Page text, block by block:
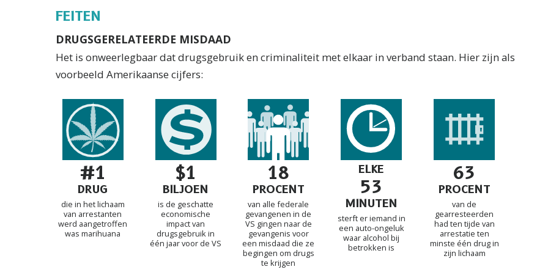
FEITEN
DRUGSGERELATEERDE MISDAAD
Het is onweerlegbaar dat drugsgebruik en criminaliteit met elkaar in verband staan. Hier zijn als
voorbeeld Amerikaanse cijfers:
#1
DRUG
die in het lichaam
van arrestanten
werd aangetroffen
was marihuana
$1
BILJOEN
is de geschatte
economische
impact van
drugsgebruik in
één jaar voor de VS
18
PROCENT
van alle federale
gevangenen in de
VS gingen naar de
gevangenis voor
een misdaad die ze
begingen om drugs
te krijgen
ELKE
53
MINUTEN
sterft er iemand in
een auto-ongeluk
waar alcohol bij
betrokken is
63
PROCENT
van de
gearresteerden
had ten tijde van
arrestatie ten
minste één drug in
zijn lichaam